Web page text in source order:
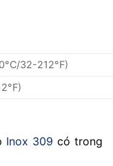
32-212°F)
Inox 309 có trong